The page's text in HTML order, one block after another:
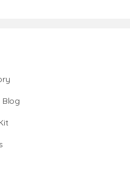
Blog